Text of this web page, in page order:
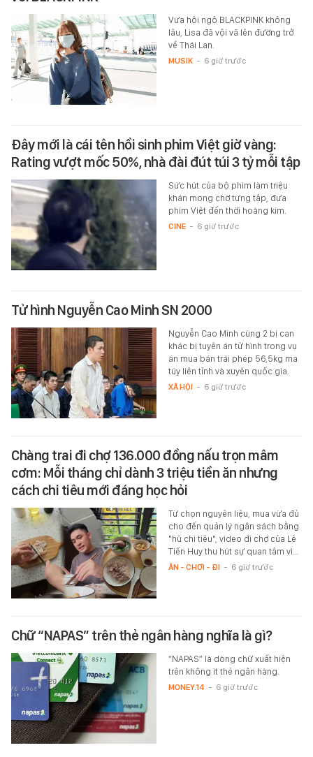
Vừa hội ngộ BLACKPINK không
lâu, Lisa đã vội vã lên đường trở
về Thái Lan.
MUSIK - 6 giờ trước
Đây mới là cái tên hồi sinh phim Việt giờ vàng:
Rating vượt mốc 50%, nhà đài đút túi 3 tỷ mỗi tập
Sức hút của bộ phim làm triệu
khán mong chờ từng tập, đưa
phim Việt đến thời hoàng kim.
CINE - 6 giờ trước
Tử hình Nguyễn Cao Minh SN 2000
Nguyễn Cao Minh cùng 2 bị can
khác bị tuyên án tử hình trong vụ
án mua bán trái phép 56,5kg ma
túy liên tỉnh và xuyên quốc gia.
XÃ HỘI - 6 giờ trước
Chàng trai đi chợ 136.000 đồng nấu trọn mâm
cơm: Mỗi tháng chỉ dành 3 triệu tiền ăn nhưng
cách chi tiêu mới đáng học hỏi
Từ chọn nguyên liệu, mua vừa đủ
cho đến quản lý ngân sách bằng
"hũ chi tiêu", video đi chợ của Lê
Tiến Huy thu hút sự quan tâm vì…
ĂN - CHƠI - ĐI - 6 giờ trước
Chữ “NAPAS” trên thẻ ngân hàng nghĩa là gì?
“NAPAS” là dòng chữ xuất hiện
trên không ít thẻ ngân hàng.
MONEY.14 - 6 giờ trước